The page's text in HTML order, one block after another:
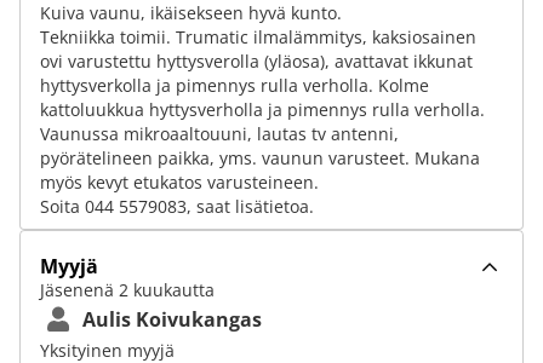
Kuiva vaunu, ikäisekseen hyvä kunto.
Tekniikka toimii. Trumatic ilmalämmitys, kaksiosainen
ovi varustettu hyttysverolla (yläosa), avattavat ikkunat
hyttysverkolla ja pimennys rulla verholla. Kolme
kattoluukkua hyttysverholla ja pimennys rulla verholla.
Vaunussa mikroaaltouuni, lautas tv antenni,
pyörätelineen paikka, yms. vaunun varusteet. Mukana
myös kevyt etukatos varusteineen.
Soita 044 5579083, saat lisätietoa.
Myyjä
Jäsenenä 2 kuukautta
Aulis Koivukangas
Yksityinen myyjä